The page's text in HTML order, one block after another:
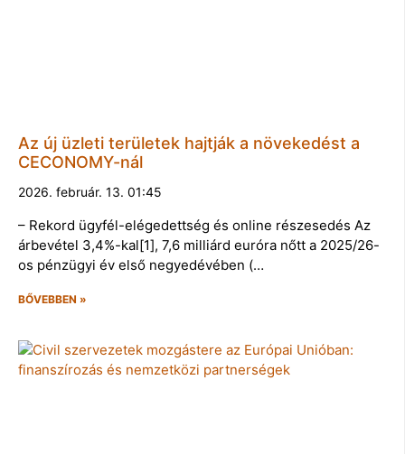
Az új üzleti területek hajtják a növekedést a
CECONOMY-nál
2026. február. 13. 01:45
– Rekord ügyfél-elégedettség és online részesedés Az
árbevétel 3,4%-kal[1], 7,6 milliárd euróra nőtt a 2025/26-
os pénzügyi év első negyedévében (…
BŐVEBBEN »